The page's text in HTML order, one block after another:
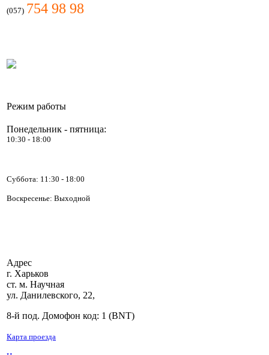
Midea MSX-09HRN1
SAMSUNG
2 930.00 грн.
LG G12LHT
(057) 754 98 98
Режим работы
Понедельник - пятница:
10:30 - 18:00
Суббота: 11:30 - 18:00
Воскресенье: Выходной
Адрес
г. Харьков
ст. м. Научная
ул. Данилевского, 22,
8-й под. Домофон код: 1 (BNT)
Карта проезда